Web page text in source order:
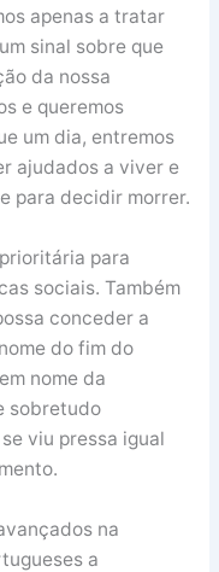
apenas a tratar
sinal sobre que
da nossa
e queremos
um dia, entremos
ajudados a viver e
para decidir morrer.
para
sociais. Também
conceder a
do fim do
nome da
sobretudo
viu pressa igual
na
a